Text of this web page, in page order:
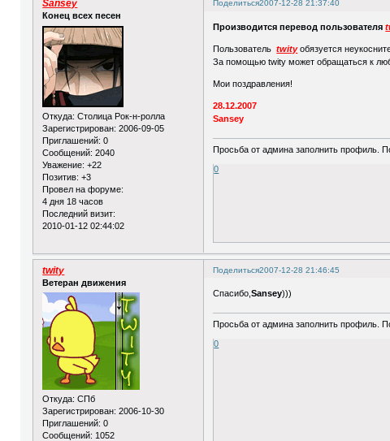
Поделиться2007-12-28 21:37:40
Sansey
Конец всех песен
Откуда: Столица Рок-н-ролла
Зарегистрирован: 2006-09-05
Приглашений: 0
Сообщений: 2040
Уважение: +22
Позитив: +3
Провел на форуме:
4 дня 18 часов
Последний визит:
2010-01-12 02:44:02
Производится перевод пользователя
Пользовательtwityобязуется
За помощью twity может обращаться к
Мои поздравления!
28.12.2007
Sansey
Просьба от админа заполнить профиль.
0
Поделиться2007-12-28 21:46:45
twity
Ветеран движения
Откуда: СПб
Зарегистрирован: 2006-10-30
Приглашений: 0
Сообщений: 1052
Спасибо,Sansey)))
Просьба от админа заполнить профиль.
0